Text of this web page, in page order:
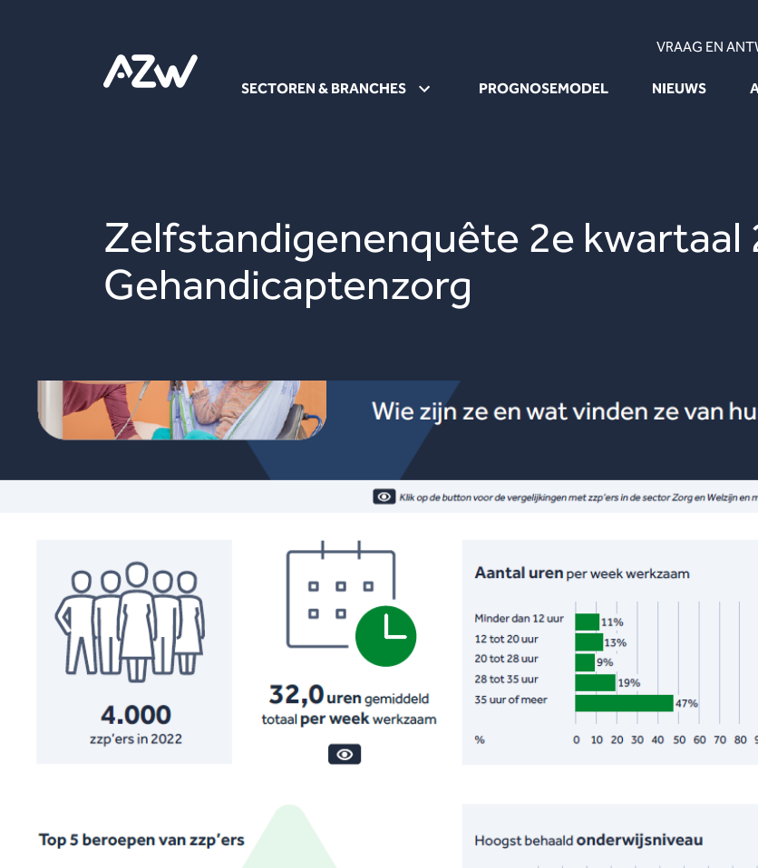
SECTOREN & BRANCHES PROGNOSEMODEL NIEUWS
VRAAG EN
Zelfstandigenenquête 2e kwartaal
Gehandicaptenzorg